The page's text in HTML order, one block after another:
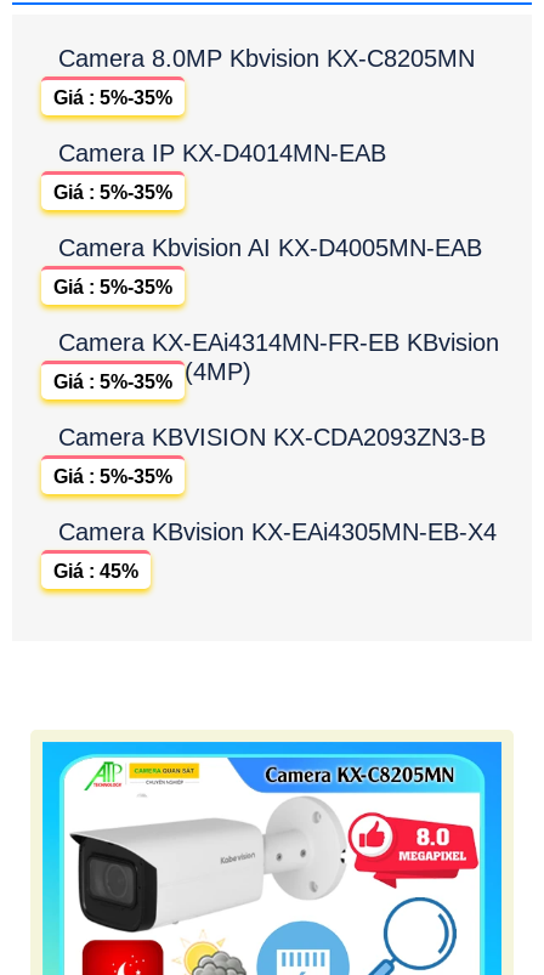
Camera 8.0MP Kbvision KX-C8205MN
Giá : 5%-35%
Camera IP KX-D4014MN-EAB
Giá : 5%-35%
Camera Kbvision AI KX-D4005MN-EAB
Giá : 5%-35%
Camera KX-EAi4314MN-FR-EB KBvision
(4MP)
Giá : 5%-35%
Camera KBVISION KX-CDA2093ZN3-B
Giá : 5%-35%
Camera KBvision KX-EAi4305MN-EB-X4
Giá : 45%